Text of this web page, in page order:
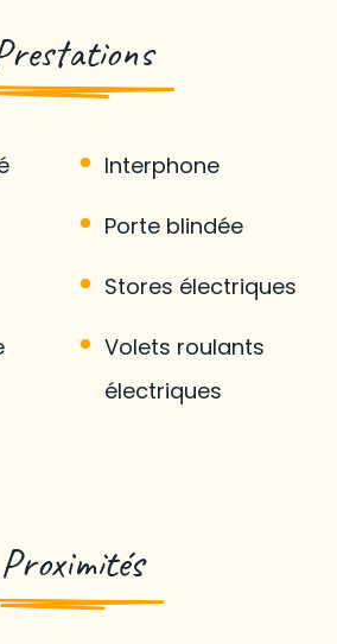
Interphone
Porte blindée
Stores électriques
Volets roulants
électriques
Proximités